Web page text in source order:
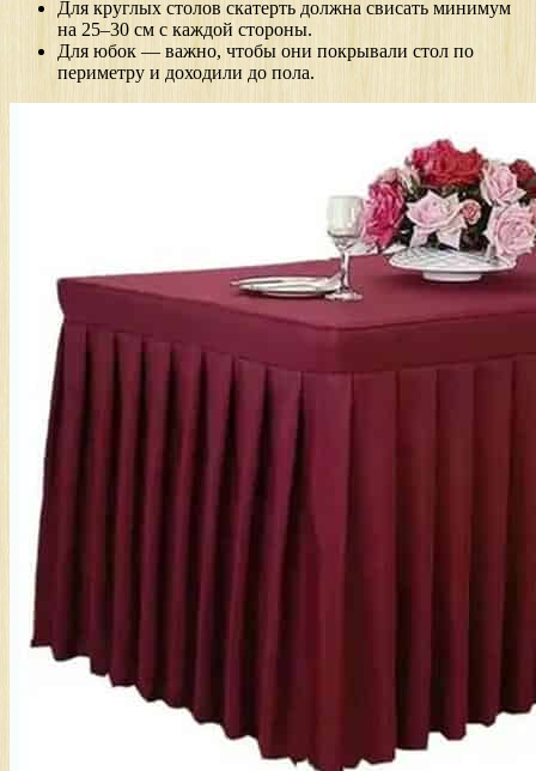
Для круглых столов скатерть должна свисать минимум
на 25–30 см с каждой стороны.
Для юбок — важно, чтобы они покрывали стол по
периметру и доходили до пола.